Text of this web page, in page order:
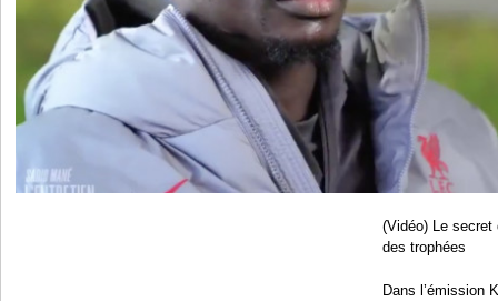
(Vidéo) Le secret
des trophées
Dans l’émission